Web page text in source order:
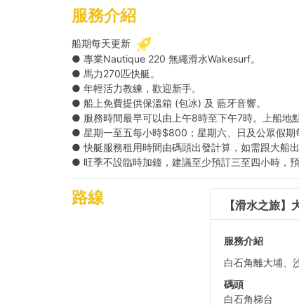
服務介紹
船期每天更新
● 專業Nautique 220 無繩滑水Wakesurf。
● 馬力270匹快艇。
● 年輕活力教練，歡迎新手。
● 船上免費提供保溫箱 (包冰) 及 藍牙音響。
● 服務時間最早可以由上午8時至下午7時。上船地
● 星期一至五每小時$800；星期六、日及公眾假期
● 快艇服務租用時間由碼頭出發計算，如需跟大船出
● 旺季不設臨時加鐘，建議至少預訂三至四小時，
路線 【滑水之旅
服務介紹
白石角離大埔、
碼頭
白石角梯台